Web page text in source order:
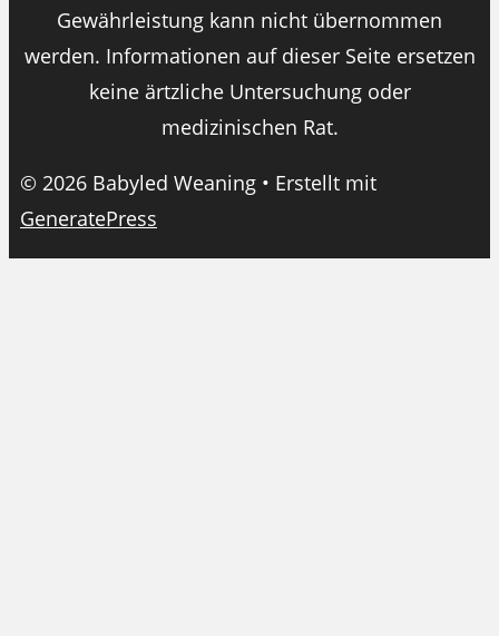
Gewährleistung kann nicht übernommen
werden. Informationen auf dieser Seite ersetzen
keine ärtzliche Untersuchung oder
medizinischen Rat.
© 2026 Babyled Weaning • Erstellt mit
GeneratePress